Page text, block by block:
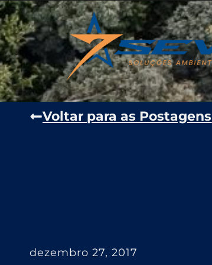
Voltar para as Postagens
dezembro 27, 2017